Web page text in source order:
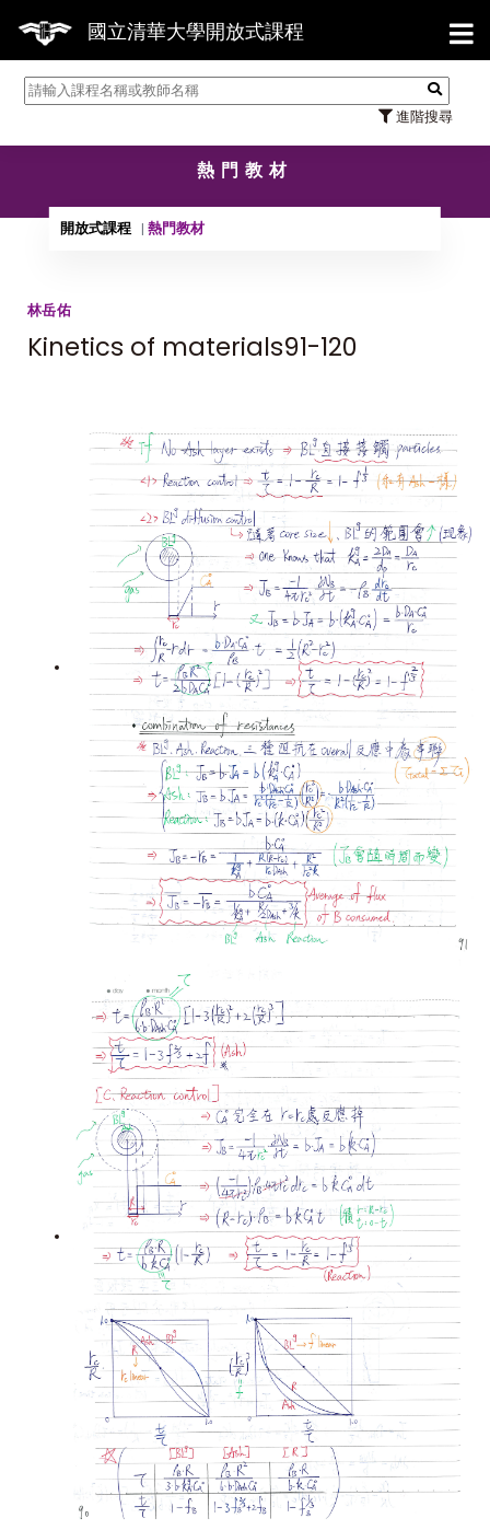
國立清華大學開放式課程
進階搜尋
【7/31】114學年度第2學期研
熱門教材
開放式課程 熱門教材
林岳佑
Kinetics of materials91-120